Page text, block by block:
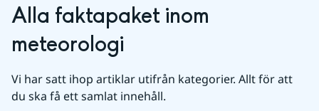
Alla faktapaket inom
meteorologi
Vi har satt ihop artiklar utifrån kategorier. Allt för att
du ska få ett samlat innehåll.